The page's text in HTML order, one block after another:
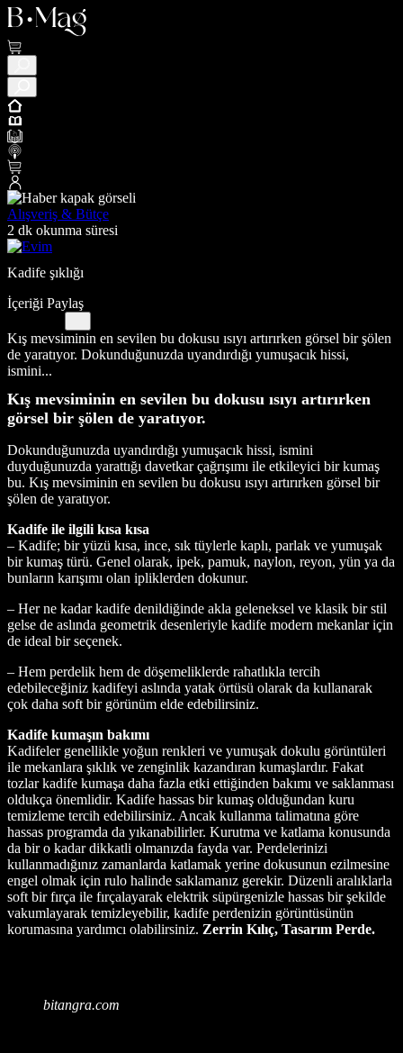
Alışveriş & Bütçe
2 dk okunma süresi
Kadife şıklığı
İçeriği Paylaş
Kış mevsiminin en sevilen bu dokusu ısıyı artırırken görsel bir şölen
de yaratıyor. Dokunduğunuzda uyandırdığı yumuşacık hissi,
ismini...
Kış mevsiminin en sevilen bu dokusu ısıyı artırırken
görsel bir şölen de yaratıyor.
Dokunduğunuzda uyandırdığı yumuşacık hissi, ismini
duyduğunuzda yarattığı davetkar çağrışımı ile etkileyici bir kumaş
bu. Kış mevsiminin en sevilen bu dokusu ısıyı artırırken görsel bir
şölen de yaratıyor.
Kadife ile ilgili kısa kısa
– Kadife; bir yüzü kısa, ince, sık tüylerle kaplı, parlak ve yumuşak
bir kumaş türü. Genel olarak, ipek, pamuk, naylon, reyon, yün ya da
bunların karışımı olan ipliklerden dokunur.
– Her ne kadar kadife denildiğinde akla geleneksel ve klasik bir stil
gelse de aslında geometrik desenleriyle kadife modern mekanlar için
de ideal bir seçenek.
– Hem perdelik hem de döşemeliklerde rahatlıkla tercih
edebileceğiniz kadifeyi aslında yatak örtüsü olarak da kullanarak
çok daha soft bir görünüm elde edebilirsiniz.
Kadife kumaşın bakımı
Kadifeler genellikle yoğun renkleri ve yumuşak dokulu görüntüleri
ile mekanlara şıklık ve zenginlik kazandıran kumaşlardır. Fakat
tozlar kadife kumaşa daha fazla etki ettiğinden bakımı ve saklanması
oldukça önemlidir. Kadife hassas bir kumaş olduğundan kuru
temizleme tercih edebilirsiniz. Ancak kullanma talimatına göre
hassas programda da yıkanabilirler. Kurutma ve katlama konusunda
da bir o kadar dikkatli olmanızda fayda var. Perdelerinizi
kullanmadığınız zamanlarda katlamak yerine dokusunun ezilmesine
engel olmak için rulo halinde saklamanız gerekir. Düzenli aralıklarla
soft bir fırça ile fırçalayarak elektrik süpürgenizle hassas bir şekilde
vakumlayarak temizleyebilir, kadife perdenizin görüntüsünün
korumasına yardımcı olabilirsiniz. Zerrin Kılıç, Tasarım Perde.
bitangra.com